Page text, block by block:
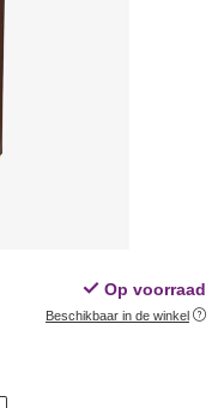
Op voorraad
Beschikbaar in de winkel